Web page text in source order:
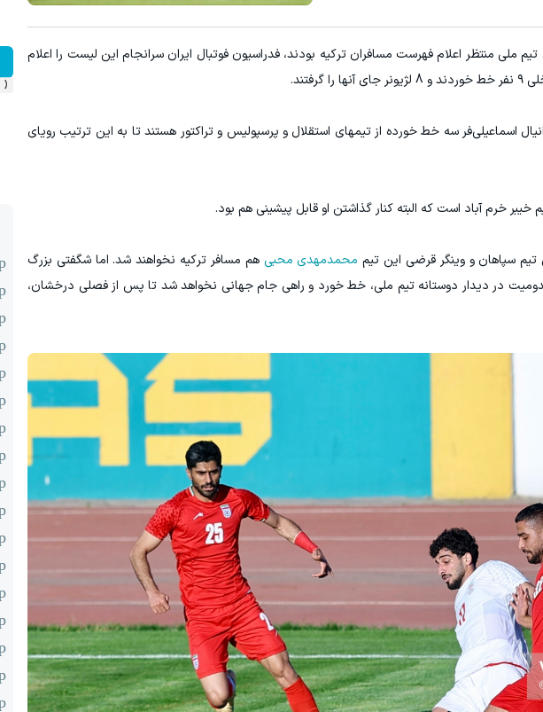
ملی منتظر اعلام فهرست مسافران ترکیه بودند، فدراسیون فوتبال ایران سرانجام این لیست را اعلام
اسماعیلی‌فر سه خط خورده از تیمهای استقلال و پرسپولیس و تراکتور هستند تا به این ترتیب رویای
خرم آباد است که البته کنار گذاشتن او قابل پیشینی هم بود.
سپاهان و وینگر قرضی این تیم محمدمهدی محبی هم مسافر ترکیه نخواهند شد. اما شگفتی بزرگ
در دیدار دوستانه تیم ملی، خط خورد و راهی جام جهانی نخواهد شد تا پس از فصلی درخشان،
‹